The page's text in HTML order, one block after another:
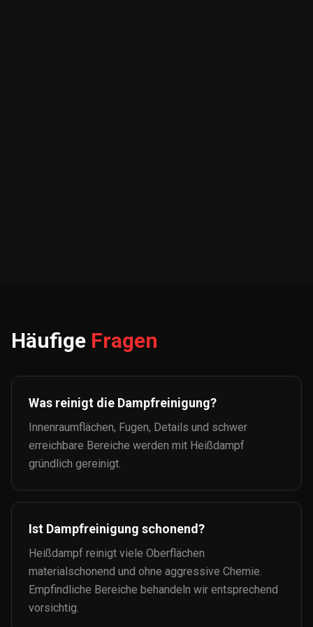
Häufige Fragen
Was reinigt die Dampfreinigung?
Innenraumflächen, Fugen, Details und schwer
erreichbare Bereiche werden mit Heißdampf
gründlich gereinigt.
Ist Dampfreinigung schonend?
Heißdampf reinigt viele Oberflächen
materialschonend und ohne aggressive Chemie.
Empfindliche Bereiche behandeln wir entsprechend
vorsichtig.